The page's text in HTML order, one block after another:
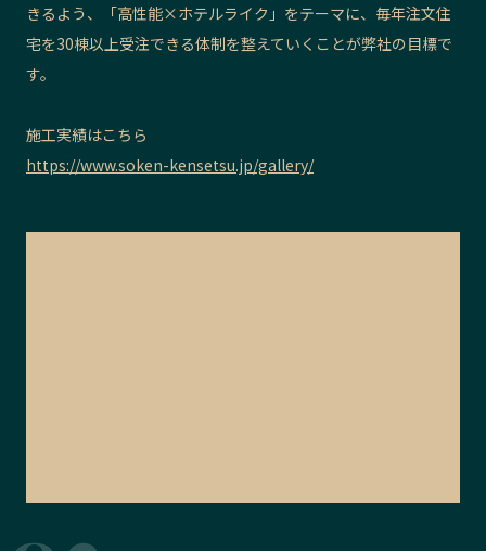
きるよう、「高性能×ホテルライク」をテーマに、毎年注文住
宅を30棟以上受注できる体制を整えていくことが弊社の目標で
す。
施工実績はこちら
https://www.soken-kensetsu.jp/gallery/